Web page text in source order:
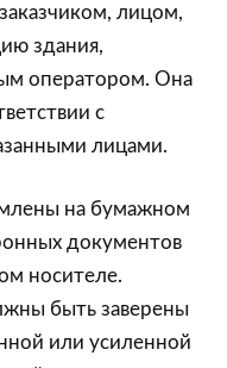
лицом,
здания,
оператором. Она
с
лицами.
на бумажном
документов
носителе.
быть заверены
или усиленной